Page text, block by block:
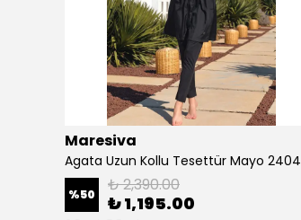
Maresiva
Agata Uzun Kollu Tesettür Mayo 2404
%50 ₺ 2,390.00
₺ 1,195.00